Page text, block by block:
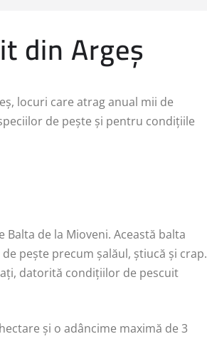
din Argeș
locuri care atrag anual mii de
de pește și pentru condițiile
de la Mioveni. Această balta
pește precum șalăul, știucă și crap.
datorită condițiilor de pescuit
și o adâncime maximă de 3